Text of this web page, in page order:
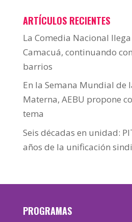
ARTÍCULOS RECIENTES
La Comedia Nacional llega
Camacuá, continuando
barrios
En la Semana Mundial de
Materna, AEBU propone
tema
Seis décadas en unidad:
años de la unificación
PROGRAMAS